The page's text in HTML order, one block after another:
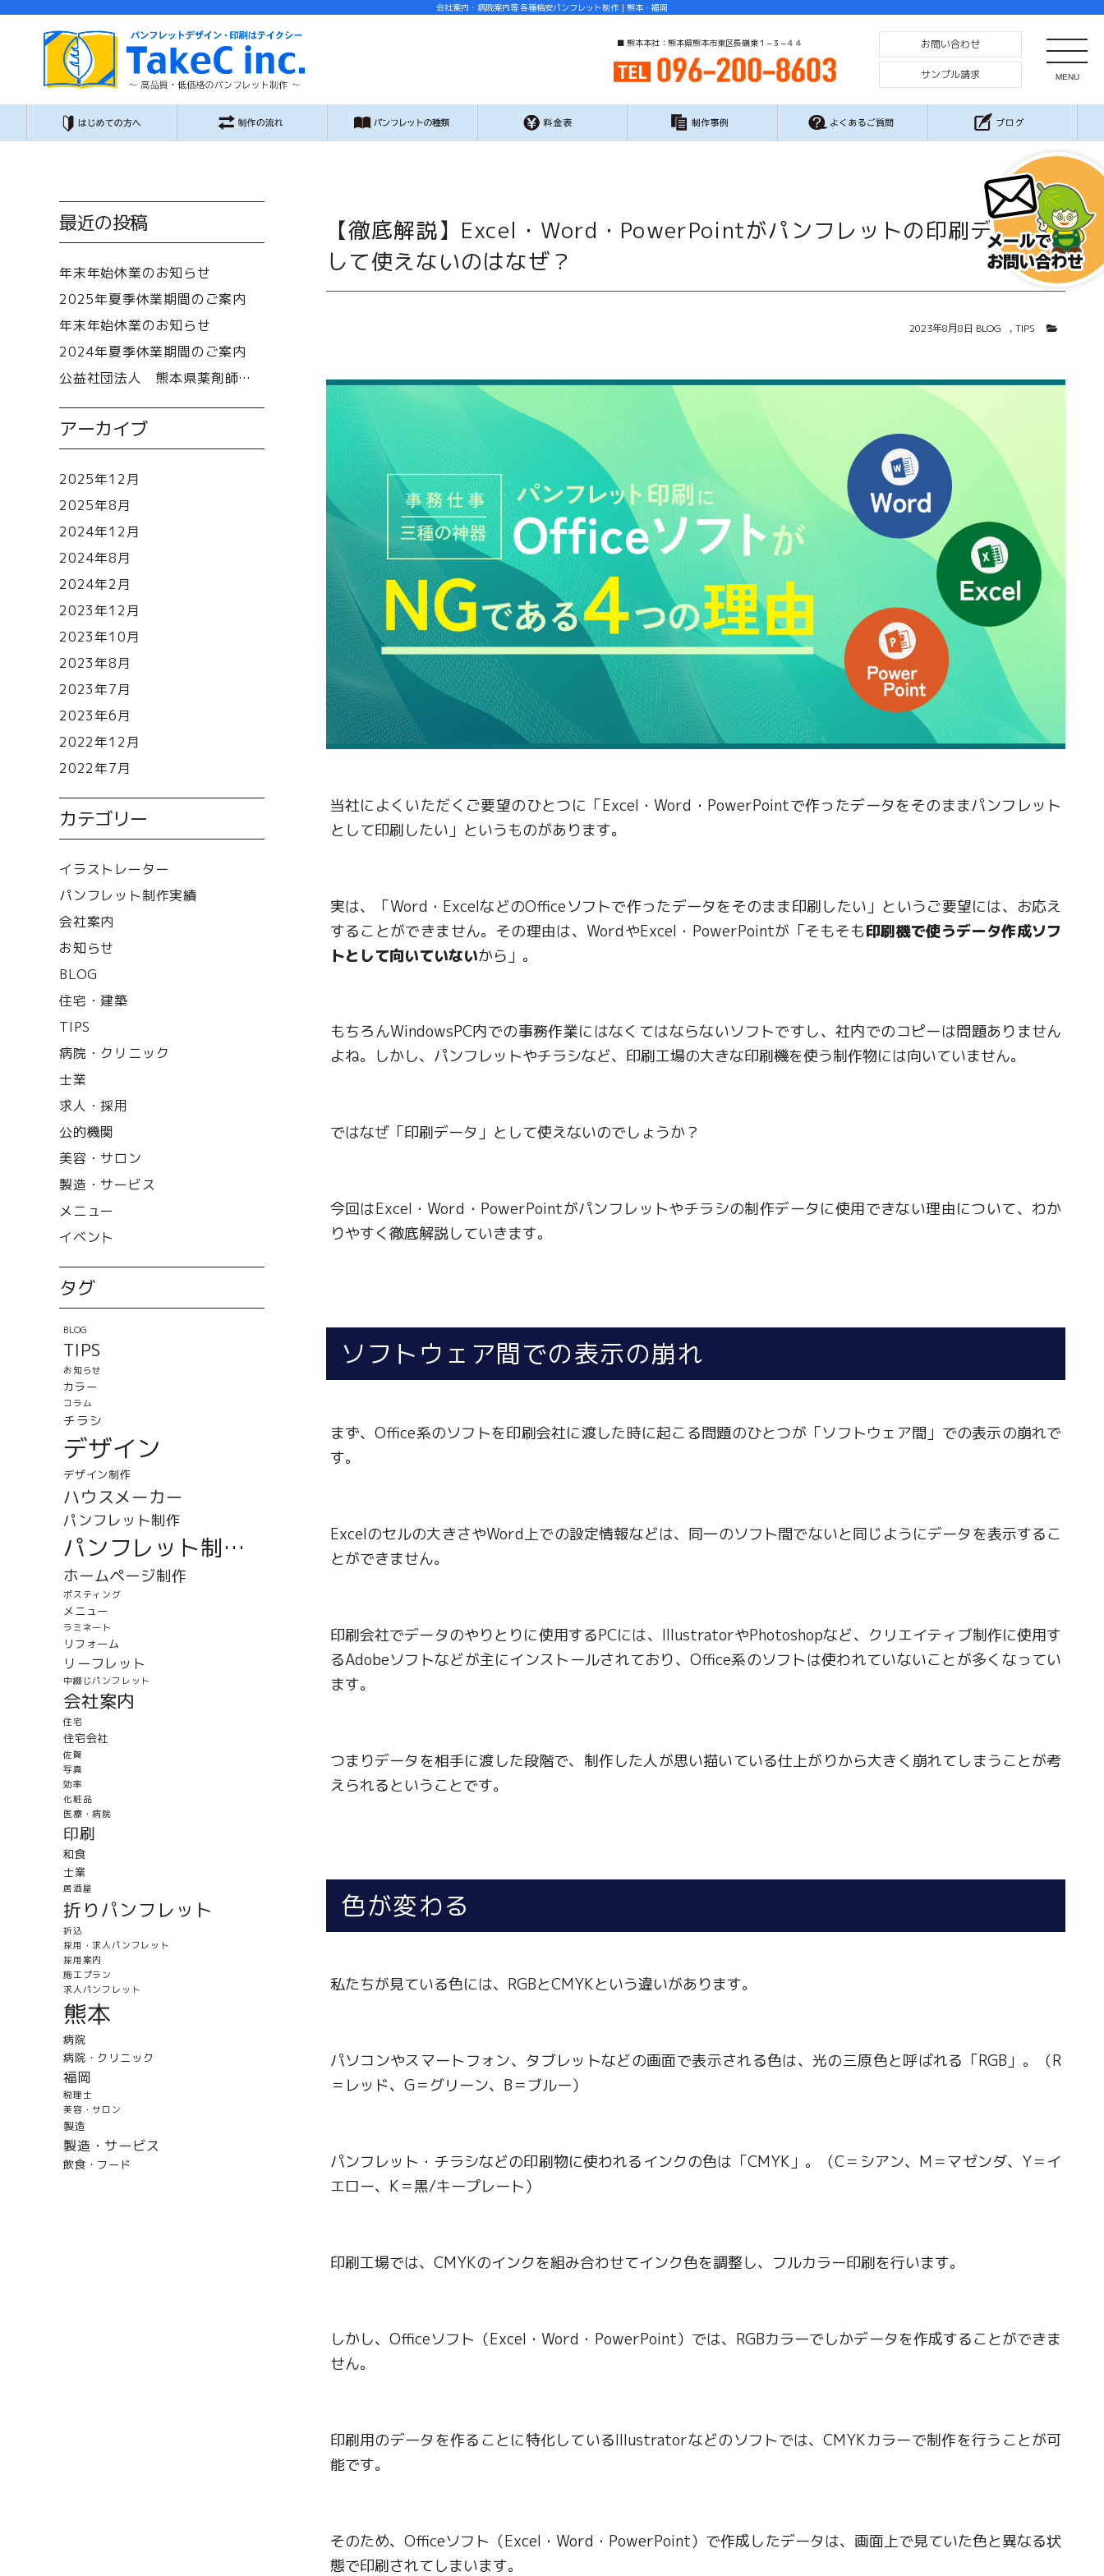
会社案内・病院案内等 各種格安パンフレット制作｜熊本・福岡
■ 熊本本社：熊本県熊本市東区長嶺東１−３−４４ お問い合わせ
サンプル請求
【徹底解説】Excel・Word・PowerPointがパンフレットの印刷データと
して使えないのはなぜ？
2023年8月8日 BLOG ,TIPS
当社によくいただくご要望のひとつに「Excel・Word・PowerPointで作ったデータをそのままパンフレット
として印刷したい」というものがあります。
実は、「Word・ExcelなどのOfficeソフトで作ったデータをそのまま印刷したい」というご要望には、お応え
することができません。その理由は、WordやExcel・PowerPointが「そもそも印刷機で使うデータ作成ソフ
トとして向いていないから」。
もちろんWindowsPC内での事務作業にはなくてはならないソフトですし、社内でのコピーは問題ありません
よね。しかし、パンフレットやチラシなど、印刷工場の大きな印刷機を使う制作物には向いていません。
ではなぜ「印刷データ」として使えないのでしょうか？
今回はExcel・Word・PowerPointがパンフレットやチラシの制作データに使用できない理由について、わか
りやすく徹底解説していきます。
ソフトウェア間での表示の崩れ
まず、Office系のソフトを印刷会社に渡した時に起こる問題のひとつが「ソフトウェア間」での表示の崩れで
す。
Excelのセルの大きさやWord上での設定情報などは、同一のソフト間でないと同じようにデータを表示するこ
とができません。
印刷会社でデータのやりとりに使用するPCには、IllustratorやPhotoshopなど、クリエイティブ制作に使用す
るAdobeソフトなどが主にインストールされており、Office系のソフトは使われていないことが多くなってい
ます。
つまりデータを相手に渡した段階で、制作した人が思い描いている仕上がりから大きく崩れてしまうことが考
えられるということです。
色が変わる
私たちが見ている色には、RGBとCMYKという違いがあります。
パソコンやスマートフォン、タブレットなどの画面で表示される色は、光の三原色と呼ばれる「RGB」。（R
＝レッド、G＝グリーン、B＝ブルー）
パンフレット・チラシなどの印刷物に使われるインクの色は「CMYK」。（C＝シアン、M＝マゼンダ、Y＝イ
エロー、K＝黒/キープレート）
印刷工場では、CMYKのインクを組み合わせてインク色を調整し、フルカラー印刷を行います。
しかし、Officeソフト（Excel・Word・PowerPoint）では、RGBカラーでしかデータを作成することができま
せん。
印刷用のデータを作ることに特化しているIllustratorなどのソフトでは、CMYKカラーで制作を行うことが可
能です。
そのため、Officeソフト（Excel・Word・PowerPoint）で作成したデータは、画面上で見ていた色と異なる状
態で印刷されてしまいます。
最近の投稿
年末年始休業のお知らせ
2025年夏季休業期間のご案内
年末年始休業のお知らせ
2024年夏季休業期間のご案内
公益社団法人 熊本県薬剤師会様 パンフレット制作
アーカイブ
2025年12月
2025年8月
2024年12月
2024年8月
2024年2月
2023年12月
2023年10月
2023年8月
2023年7月
2023年6月
2022年12月
2022年7月
カテゴリー
イラストレーター
パンフレット制作実績
会社案内
お知らせ
BLOG
住宅・建築
TIPS
病院・クリニック
士業
求人・採用
公的機関
美容・サロン
製造・サービス
メニュー
イベント
タグ
BLOG
TIPS
お知らせ
カラー
コラム
チラシ
デザイン
デザイン制作
ハウスメーカー
パンフレット制作
パンフレット制作実績
ホームページ制作
ポスティング
メニュー
ラミネート
リフォーム
リーフレット
中綴じパンフレット
会社案内
住宅
住宅会社
佐賀
写真
効率
化粧品
医療・病院
印刷
和食
士業
居酒屋
折りパンフレット
折込
採用・求人パンフレット
採用案内
施工プラン
求人パンフレット
熊本
病院
病院・クリニック
福岡
税理士
美容・サロン
製造
製造・サービス
飲食・フード
MENU